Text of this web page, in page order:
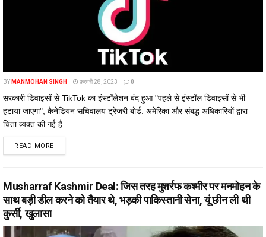
BY MANMOHAN SINGH फ़रवरी 28, 2023 0
सरकारी डिवाइसों से TikTok का इंस्टॉलेशन बंद हुआ "पहले से इंस्टॉल डिवाइसों से भी
हटाया जाएगा", कैनेडियन सचिवालय ट्रेजरी बोर्ड. अमेरिका और संबद्ध अधिकारियों द्वारा
चिंता व्यक्त की गई है...
READ MOREDETAILS
Musharraf Kashmir Deal: जिस तरह मुशर्रफ कश्मीर पर मनमोहन के
साथ बड़ी डील करने को तैयार थे, भड़की पाकिस्‍तानी सेना, यूं छीन ली थी
कुर्सी, खुलासा